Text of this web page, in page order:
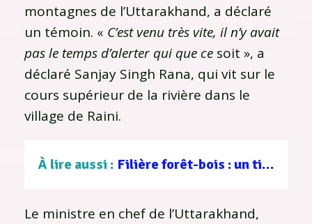
montagnes de l’Uttarakhand, a déclaré
un témoin. « C’est venu très vite, il n’y avait
pas le temps d’alerter qui que ce soit », a
déclaré Sanjay Singh Rana, qui vit sur le
cours supérieur de la rivière dans le
village de Raini.
À lire aussi : Filière forêt-bois : un tissu d’entreprises au service d’une gestion durable
Le ministre en chef de l’Uttarakhand,